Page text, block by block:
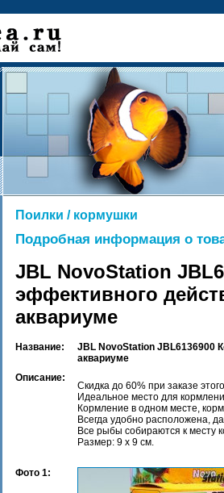
Поилки / кормушки
Подробная информация о
JBL NovoStation
эффективного
аквариуме
Название:
JBL NovoStation JBL6136900
аквариуме
Описание:
Скидка до 60% при заказе
Идеальное место для
Кормление в одном месте,
Всегда удобно расположена,
Все рыбы собираются к месту
Размер: 9 х 9 см.
Фото 1: